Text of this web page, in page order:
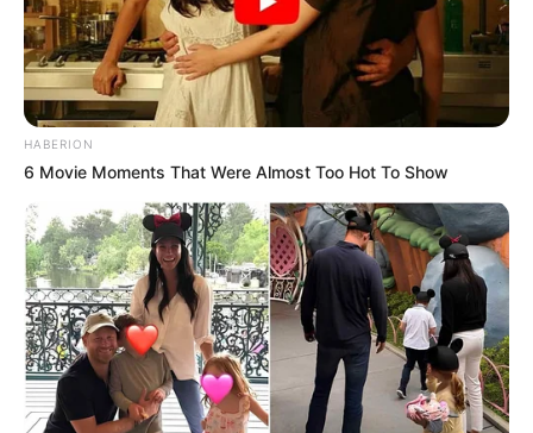
HABERION
6 Movie Moments That Were Almost Too Hot To Show